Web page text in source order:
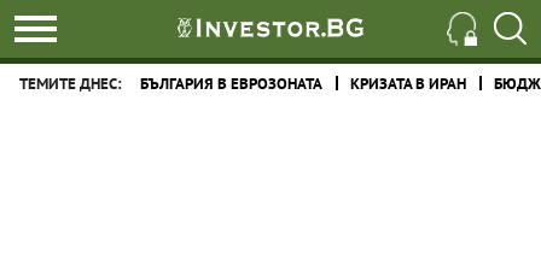
ТЕМИТЕ ДНЕС: БЪЛГАРИЯ В ЕВРОЗОНАТА КРИЗАТА В ИРАН